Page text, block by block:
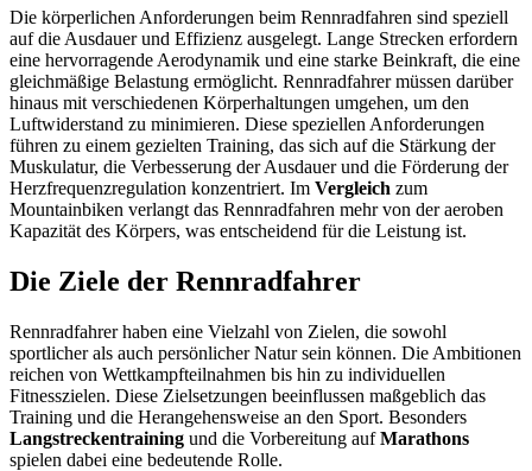
Die körperlichen Anforderungen beim Rennradfahren sind speziell
auf die Ausdauer und Effizienz ausgelegt. Lange Strecken erfordern
eine hervorragende Aerodynamik und eine starke Beinkraft, die eine
gleichmäßige Belastung ermöglicht. Rennradfahrer müssen darüber
hinaus mit verschiedenen Körperhaltungen umgehen, um den
Luftwiderstand zu minimieren. Diese speziellen Anforderungen
führen zu einem gezielten Training, das sich auf die Stärkung der
Muskulatur, die Verbesserung der Ausdauer und die Förderung der
Herzfrequenzregulation konzentriert. Im Vergleich zum
Mountainbiken verlangt das Rennradfahren mehr von der aeroben
Kapazität des Körpers, was entscheidend für die Leistung ist.
Die Ziele der Rennradfahrer
Rennradfahrer haben eine Vielzahl von Zielen, die sowohl
sportlicher als auch persönlicher Natur sein können. Die Ambitionen
reichen von Wettkampfteilnahmen bis hin zu individuellen
Fitnesszielen. Diese Zielsetzungen beeinflussen maßgeblich das
Training und die Herangehensweise an den Sport. Besonders
Langstreckentraining und die Vorbereitung aufMarathons
spielen dabei eine bedeutende Rolle.